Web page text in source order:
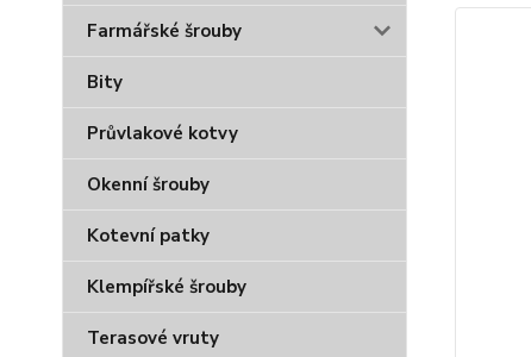
Farmářské šrouby
Bity
Průvlakové kotvy
Okenní šrouby
Kotevní patky
Klempířské šrouby
Terasové vruty